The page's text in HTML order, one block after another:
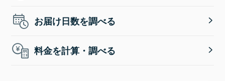
お届け日数を調べる
料金を計算・調べる